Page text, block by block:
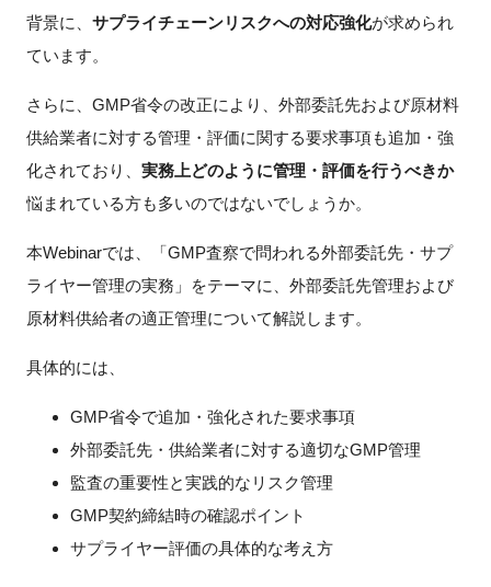
閉じる
背景に、 サプライチェーンリスクへの対応強化が求められ
ています。
さらに、GMP省令の改正により、外部委託先および原材料
供給業者に対する管理・評価に関する要求事項も追加・強
化されており、 実務上どのように管理・評価を行うべきか
悩まれている方も多いのではないでしょうか。
本Webinarでは、「GMP査察で問われる外部委託先・サプ
ライヤー管理の実務」をテーマに、外部委託先管理および
原材料供給者の適正管理について解説します。
具体的には、
GMP省令で追加・強化された要求事項
外部委託先・供給業者に対する適切なGMP管理
監査の重要性と実践的なリスク管理
GMP契約締結時の確認ポイント
サプライヤー評価の具体的な考え方